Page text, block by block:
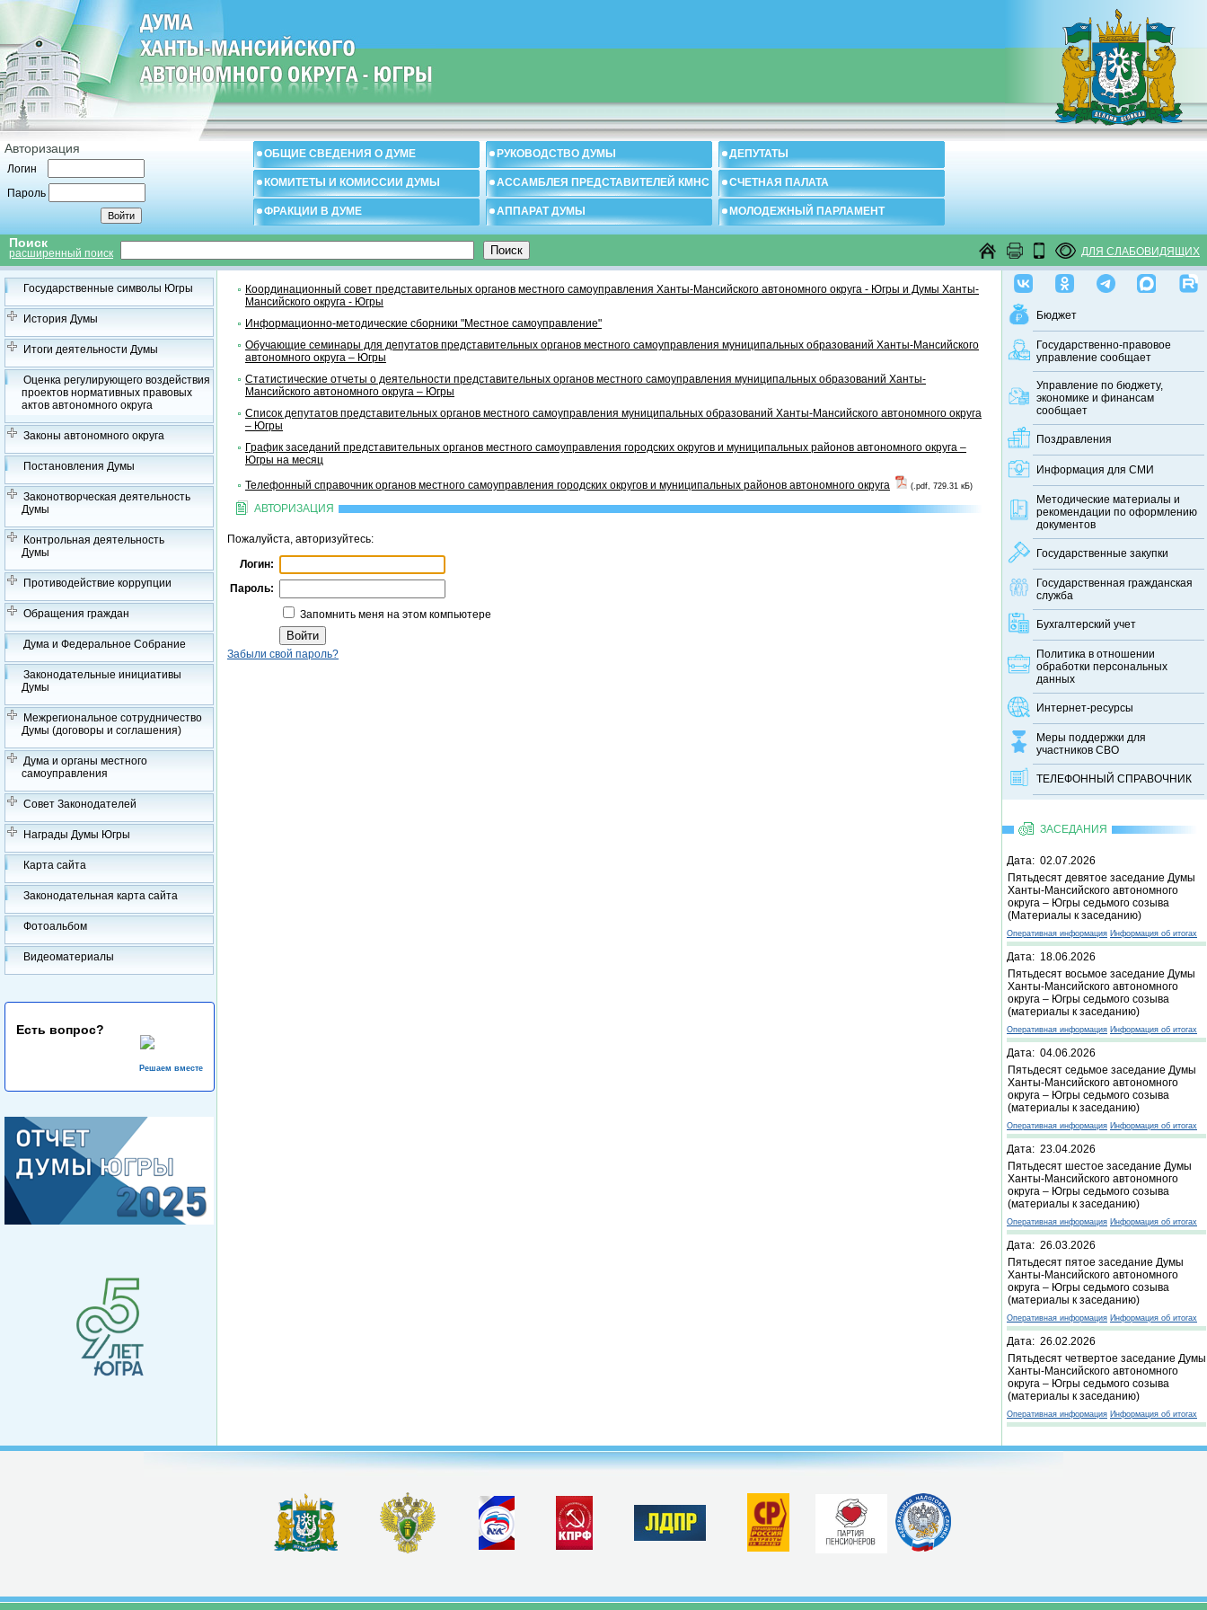
Авторизация
Логин
Пароль
ОБЩИЕ СВЕДЕНИЯ О ДУМЕ РУКОВОДСТВО ДУМЫ ДЕПУТАТЫ
КОМИТЕТЫ И КОМИССИИ ДУМЫ АССАМБЛЕЯ ПРЕДСТАВИТЕЛЕЙ КМНС СЧЕТНАЯ ПАЛАТА
ФРАКЦИИ В ДУМЕ АППАРАТ ДУМЫ МОЛОДЕЖНЫЙ ПАРЛАМЕНТ
Поиск
расширенный поиск ДЛЯ СЛАБОВИДЯЩИХ
Государственные символы Югры
История Думы
Итоги деятельности Думы
Оценка регулирующего воздействия
проектов нормативных правовых
актов автономного округа
Законы автономного округа
Постановления Думы
Законотворческая деятельность
Думы
Контрольная деятельность
Думы
Противодействие коррупции
Обращения граждан
Дума и Федеральное Собрание
Законодательные инициативы
Думы
Межрегиональное сотрудничество
Думы (договоры и соглашения)
Дума и органы местного
самоуправления
Совет Законодателей
Награды Думы Югры
Карта сайта
Законодательная карта сайта
Фотоальбом
Видеоматериалы
Есть вопрос?
Решаем вместе
Бюджет
Государственно-правовое
управление сообщает
Управление по бюджету,
экономике и финансам
сообщает
Поздравления
Информация для СМИ
Методические материалы и
рекомендации по оформлению
документов
Государственные закупки
Государственная гражданская
служба
Бухгалтерский учет
Политика в отношении
обработки персональных
данных
Интернет-ресурсы
Меры поддержки для
участников СВО
ТЕЛЕФОННЫЙ CПРАВОЧНИК
ЗАСЕДАНИЯ
Дата: 02.07.2026
Пятьдесят девятое заседание Думы
Ханты-Мансийского автономного
округа – Югры седьмого созыва
(Материалы к заседанию)
Оперативная информация Информация об итогах
Дата: 18.06.2026
Пятьдесят восьмое заседание Думы
Ханты-Мансийского автономного
округа – Югры седьмого созыва
(материалы к заседанию)
Оперативная информация Информация об итогах
Дата: 04.06.2026
Пятьдесят седьмое заседание Думы
Ханты-Мансийского автономного
округа – Югры седьмого созыва
(материалы к заседанию)
Оперативная информация Информация об итогах
Дата: 23.04.2026
Пятьдесят шестое заседание Думы
Ханты-Мансийского автономного
округа – Югры седьмого созыва
(материалы к заседанию)
Оперативная информация Информация об итогах
Дата: 26.03.2026
Пятьдесят пятое заседание Думы
Ханты-Мансийского автономного
округа – Югры седьмого созыва
(материалы к заседанию)
Оперативная информация Информация об итогах
Дата: 26.02.2026
Пятьдесят четвертое заседание Думы
Ханты-Мансийского автономного
округа – Югры седьмого созыва
(материалы к заседанию)
Оперативная информация Информация об итогах
Координационный совет представительных органов местного самоуправления Ханты-Мансийского автономного округа - Югры и Думы Ханты-
Мансийского округа - Югры
Информационно-методические сборники "Местное самоуправление"
Обучающие семинары для депутатов представительных органов местного самоуправления муниципальных образований Ханты-Мансийского
автономного округа – Югры
Статистические отчеты о деятельности представительных органов местного самоуправления муниципальных образований Ханты-
Мансийского автономного округа – Югры
Список депутатов представительных органов местного самоуправления муниципальных образований Ханты-Мансийского автономного округа
– Югры
График заседаний представительных органов местного самоуправления городских округов и муниципальных районов автономного округа –
Югры на месяц
Телефонный справочник органов местного самоуправления городских округов и муниципальных районов автономного округа
(.pdf, 729.31 кБ)
АВТОРИЗАЦИЯ
Пожалуйста, авторизуйтесь:
Логин:
Пароль:
Запомнить меня на этом компьютере
Забыли свой пароль?